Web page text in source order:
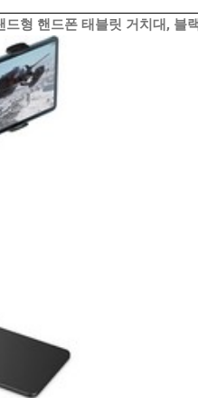
형 핸드폰 태블릿 거치대, 블